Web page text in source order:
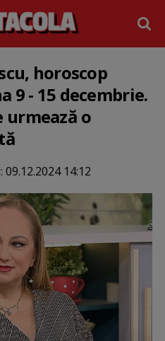
horoscop
9 - 15 decembrie.
urmează o
09.12.2024 14:12